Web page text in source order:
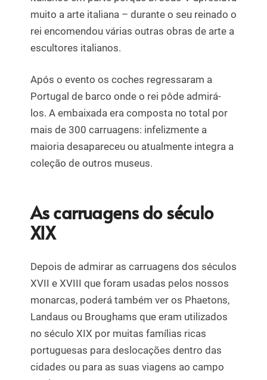
muito a arte italiana – durante o seu reinado o
rei encomendou várias outras obras de arte a
escultores italianos.
Após o evento os coches regressaram a
Portugal de barco onde o rei pôde admirá-
los. A embaixada era composta no total por
mais de 300 carruagens: infelizmente a
maioria desapareceu ou atualmente integra a
coleção de outros museus.
As carruagens do século
XIX
Depois de admirar as carruagens dos séculos
XVII e XVIII que foram usadas pelos nossos
monarcas, poderá também ver os Phaetons,
Landaus ou Broughams que eram utilizados
no século XIX por muitas famílias ricas
portuguesas para deslocações dentro das
cidades ou para as suas viagens ao campo